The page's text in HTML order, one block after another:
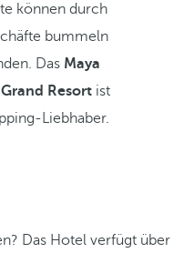
können durch
bummeln
Das Maya
Resortist
Liebhaber.
Das Hotel verfügt über